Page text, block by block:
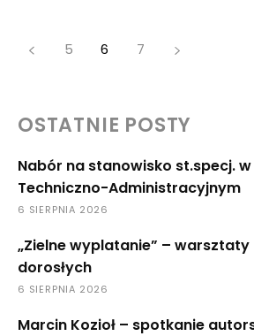
5 6 7
OSTATNIE POSTY
Nabór na stanowisko st.specj. w
Techniczno-Administracyjnym
6 SIERPNIA 2026
„Zielne wyplatanie” –
dorosłych
6 SIERPNIA 2026
Marcin Kozioł – spotkanie